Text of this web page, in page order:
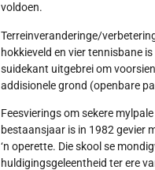
voldoen.
Terreinveranderinge/
hokkieveld en vier tennisbane
suidekant uitgebrei om
addisionele grond (openbare
Feesvierings om sekere
bestaansjaar is in 1982 gevier
‘n operette. Die skool se
huldigingsgeleentheid ter ere